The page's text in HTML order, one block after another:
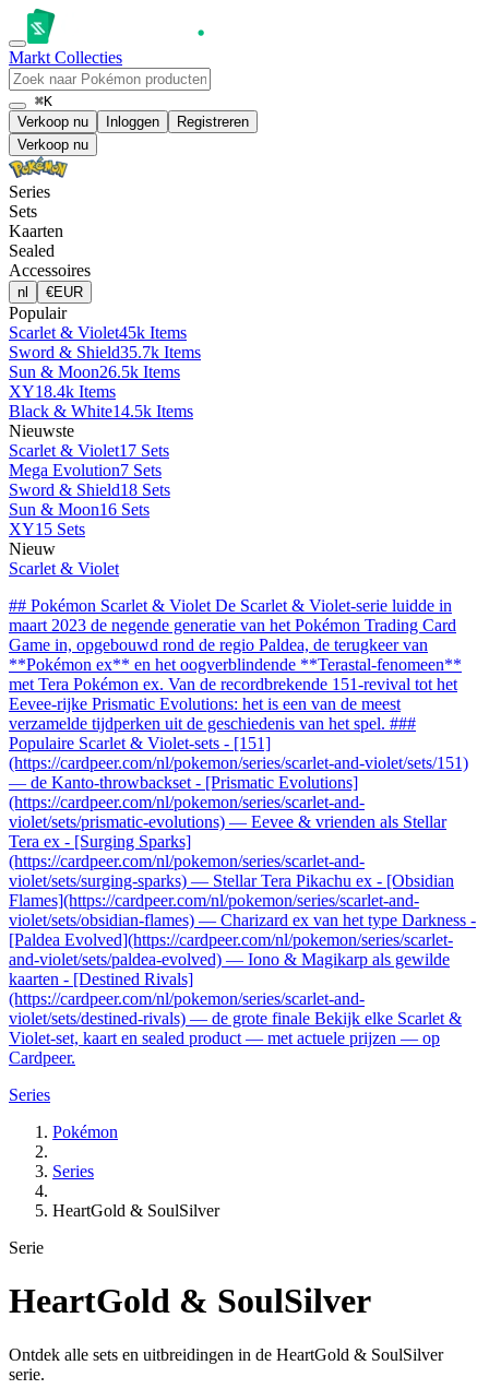
Markt Collecties
⌘K
Verkoop nu
Inloggen
Registreren
Verkoop nu
Series
Sets
Kaarten
Sealed
Accessoires
nl €EUR
Populair
Scarlet & Violet45k Items
Sword & Shield35.7k Items
Sun & Moon26.5k Items
XY18.4k Items
Black & White14.5k Items
Nieuwste
Scarlet & Violet17 Sets
Mega Evolution7 Sets
Sword & Shield18 Sets
Sun & Moon16 Sets
XY15 Sets
Nieuw
Scarlet & Violet
## Pokémon Scarlet & Violet De Scarlet & Violet-serie luidde in
maart 2023 de negende generatie van het Pokémon Trading Card
Game in, opgebouwd rond de regio Paldea, de terugkeer van
**Pokémon ex** en het oogverblindende **Terastal-fenomeen**
met Tera Pokémon ex. Van de recordbrekende 151-revival tot het
Eevee-rijke Prismatic Evolutions: het is een van de meest
verzamelde tijdperken uit de geschiedenis van het spel. ###
Populaire Scarlet & Violet-sets - [151]
(https://cardpeer.com/nl/pokemon/series/scarlet-and-violet/sets/151)
— de Kanto-throwbackset - [Prismatic Evolutions]
(https://cardpeer.com/nl/pokemon/series/scarlet-and-
violet/sets/prismatic-evolutions) — Eevee & vrienden als Stellar
Tera ex - [Surging Sparks]
(https://cardpeer.com/nl/pokemon/series/scarlet-and-
violet/sets/surging-sparks) — Stellar Tera Pikachu ex - [Obsidian
Flames](https://cardpeer.com/nl/pokemon/series/scarlet-and-
violet/sets/obsidian-flames) — Charizard ex van het type Darkness -
[Paldea Evolved](https://cardpeer.com/nl/pokemon/series/scarlet-
and-violet/sets/paldea-evolved) — Iono & Magikarp als gewilde
kaarten - [Destined Rivals]
(https://cardpeer.com/nl/pokemon/series/scarlet-and-
violet/sets/destined-rivals) — de grote finale Bekijk elke Scarlet &
Violet-set, kaart en sealed product — met actuele prijzen — op
Cardpeer.
Series
Pokémon
Series
HeartGold & SoulSilver
Serie
HeartGold & SoulSilver
Ontdek alle sets en uitbreidingen in de HeartGold & SoulSilver
serie.